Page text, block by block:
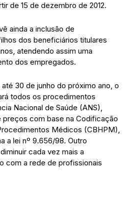
de 15 de dezembro de 2012.
ainda a inclusão de
dos beneficiários titulares
atendendo assim uma
dos empregados.
30 de junho do próximo ano, o
todos os procedimentos
Nacional de Saúde (ANS),
preços com base na Codificação
Médicos (CBHPM),
a lei nº 9.656/98. Outro
cada vez mais a
com a rede de profissionais